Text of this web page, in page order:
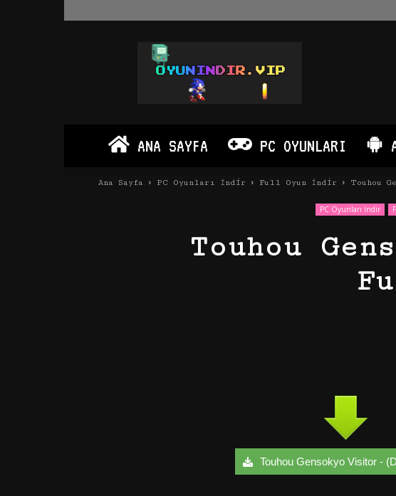
Oyun
İndir
PC
Android
ANA SAYFA PC OYUNLARI
Ana Sayfa PC Oyunları İndir Full Oyun İndir Touhou
PC Oyunları İndir
Touhou
Touhou Gensokyo Visitor -